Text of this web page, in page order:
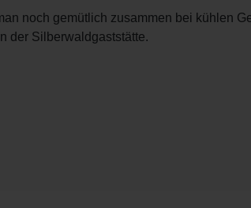
noch gemütlich zusammen bei kühlen
der Silberwaldgaststätte.